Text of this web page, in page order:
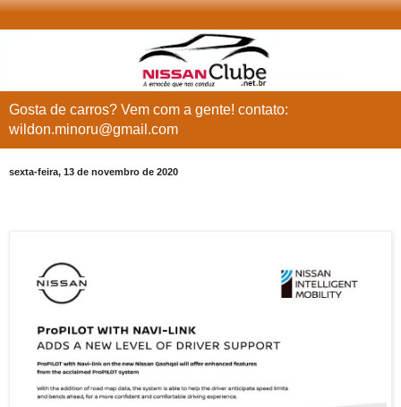
Gosta de carros? Vem com a gente! contato:
wildon.minoru@gmail.com
sexta-feira, 13 de novembro de 2020